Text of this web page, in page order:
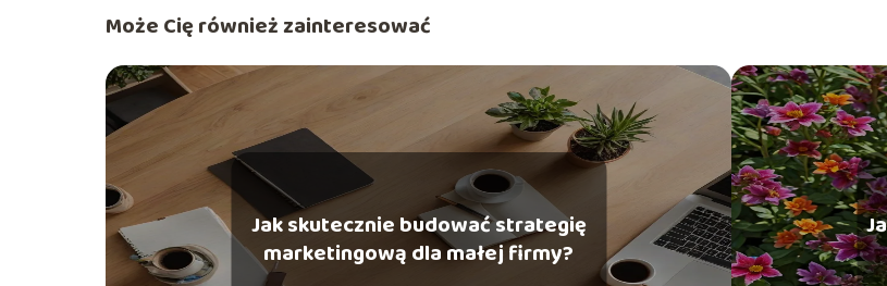
Może Cię również zainteresować
Jak skutecznie budować strategię
marketingową dla małej firmy?